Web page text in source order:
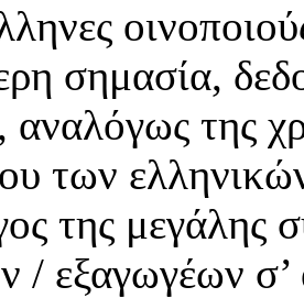
σημασία,
της
των
της
/ εξαγωγέων σ’